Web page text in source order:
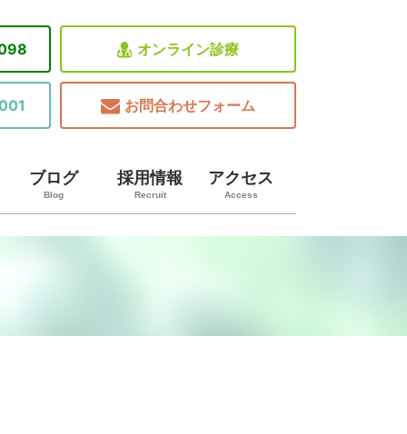
オンライン診療
お問合わせフォーム
ブログ
Blog
採用情報
Recruit
アクセス
Access